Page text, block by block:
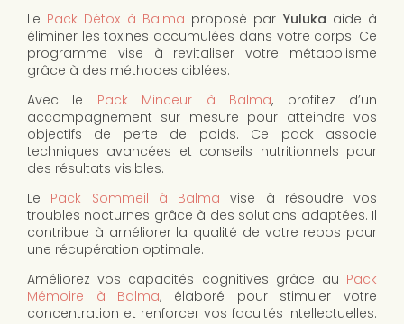
Le Pack Détox à Balma proposé par Yuluka aide à
éliminer les toxines accumulées dans votre corps. Ce
programme vise à revitaliser votre métabolisme
grâce à des méthodes ciblées.
Avec le Pack Minceur à Balma, profitez d’un
accompagnement sur mesure pour atteindre vos
objectifs de perte de poids. Ce pack associe
techniques avancées et conseils nutritionnels pour
des résultats visibles.
Le Pack Sommeil à Balma vise à résoudre vos
troubles nocturnes grâce à des solutions adaptées. Il
contribue à améliorer la qualité de votre repos pour
une récupération optimale.
Améliorez vos capacités cognitives grâce au Pack
Mémoire à Balma, élaboré pour stimuler votre
concentration et renforcer vos facultés intellectuelles.